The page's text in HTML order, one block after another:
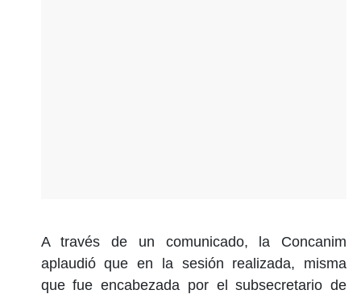
A través de un comunicado, la Concanim
aplaudió que en la sesión realizada, misma
que fue encabezada por el subsecretario de